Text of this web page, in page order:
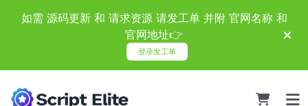
如需 源码更新 和 请求资源 请发工单 并附 官网名称 和
官网地址👉
登录发工单